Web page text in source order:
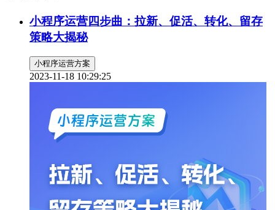
小程序运营四步曲：拉新、促活、转化、留存
策略大揭秘
小程序运营方案
2023-11-18 10:29:25